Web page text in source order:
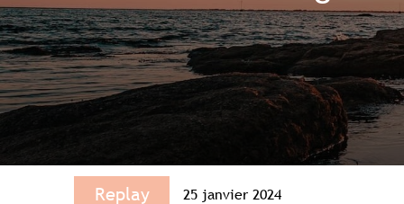
Replay 25 janvier 2024